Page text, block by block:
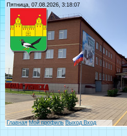
Пятница, 07.08.2026, 3:18:07
Главная Мой профиль Выход Вход